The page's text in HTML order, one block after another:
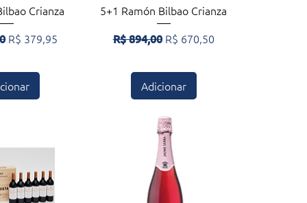
rápida
Crianza
Preço promocional
R$ 379,95
Visualização rápida
5+1 Ramón Bilbao Crianza
Preço normal
R$ 894,00 Preço promocional
R$ 670,50
Adicionar